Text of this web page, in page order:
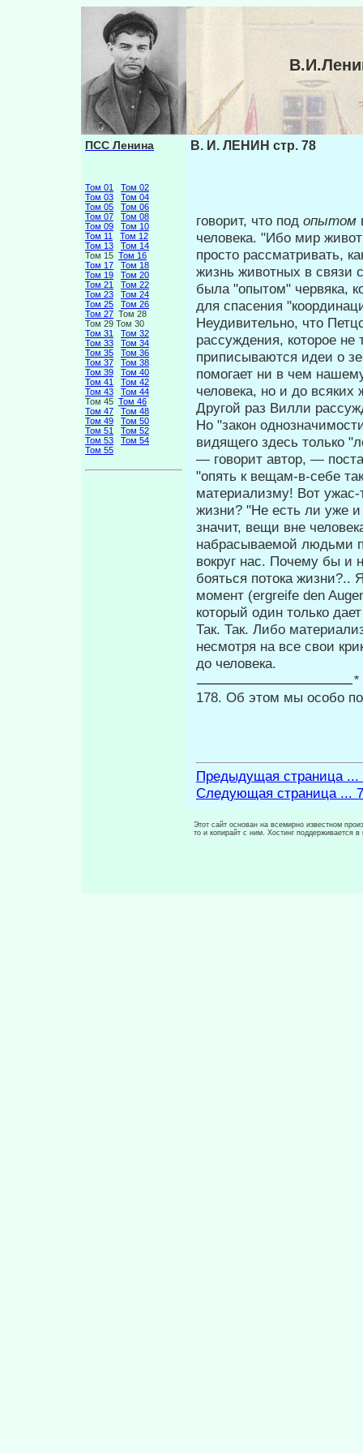
ПСС Ленина
Том 01
Том 02
Том 03
Том 04
Том 05
Том 06
Том 07
Том 08
Том 09
Том 10
Том 11
Том 12
Том 13
Том 14
Том 15 Том 16
Том 17
Том 18
Том 19
Том 20
Том 21
Том 22
Том 23
Том 24
Том 25
Том 26
Том 27 Том 28
Том 29 Том 30
Том 31
Том 32
Том 33
Том 34
Том 35
Том 36
Том 37
Том 38
Том 39
Том 40
Том 41
Том 42
Том 43
Том 44
Том 45 Том 46
Том 47
Том 48
Том 49
Том 50
Том 51
Том 52
Том 53
Том 54
Том 55
В. И. ЛЕНИН стр. 78
говорит, что под опытом
человека. "Ибо мир
просто рассмат­ривать,
жизнь животных в связи
была "опытом" червяка,
для спасения
Неудивительно, что
рассуждения, которое
припи­сываются идеи о
помогает ни в чем
человека, но и до
Другой раз Вилли
Но "закон
видящего здесь только
— говорит автор, —
"опять к вещам-в-себе
материализму! Вот
жизни? "Не есть ли уже
значит, вещи вне
набрасываемой людьми
вокруг нас. Почему бы и
бояться потока жиз­ни?..
момент (ergreife den
который один только
Так. Так. Либо
несмотря на все свои
до человека.
*
178. Об этом мы особо
Предыдущая страница ...
Следующая страница ...
Этот сайт основан на всемирно известном
то и копирайт с ним. Хостинг поддерживается